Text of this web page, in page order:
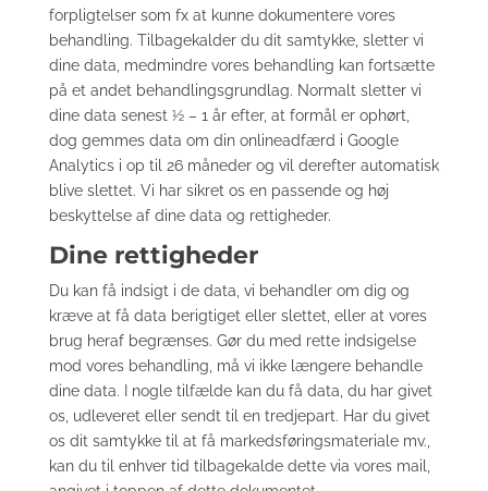
forpligtelser som fx at kunne dokumentere vores
behandling. Tilbagekalder du dit samtykke, sletter vi
dine data, medmindre vores behandling kan fortsætte
på et andet behandlingsgrundlag. Normalt sletter vi
dine data senest ½ – 1 år efter, at formål er ophørt,
dog gemmes data om din onlineadfærd i Google
Analytics i op til 26 måneder og vil derefter automatisk
blive slettet. Vi har sikret os en passende og høj
beskyttelse af dine data og rettigheder.
Dine rettigheder
Du kan få indsigt i de data, vi behandler om dig og
kræve at få data berigtiget eller slettet, eller at vores
brug heraf begrænses. Gør du med rette indsigelse
mod vores behandling, må vi ikke længere behandle
dine data. I nogle tilfælde kan du få data, du har givet
os, udleveret eller sendt til en tredjepart. Har du givet
os dit samtykke til at få markedsføringsmateriale mv.,
kan du til enhver tid tilbagekalde dette via vores mail,